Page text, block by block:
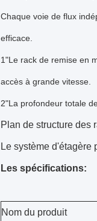
Chaque voie de flux
efficace.
1"Le rack de remise en
accès à grande vitesse.
2"La profondeur totale
Plan de structure des
Le système d'étagère
Les spécifications:
Nom du produit